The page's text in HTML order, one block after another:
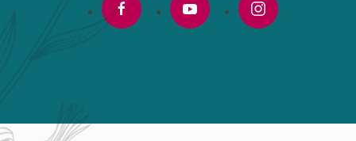
facebook youtube instagram